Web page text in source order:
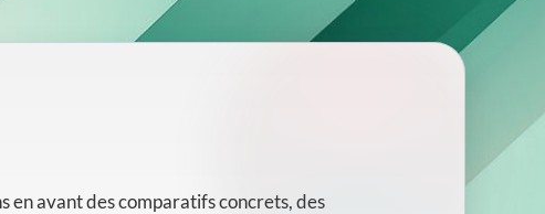
en avant des comparatifs concrets, des